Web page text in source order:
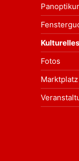
Kulturelles
Fotos
Marktplatz